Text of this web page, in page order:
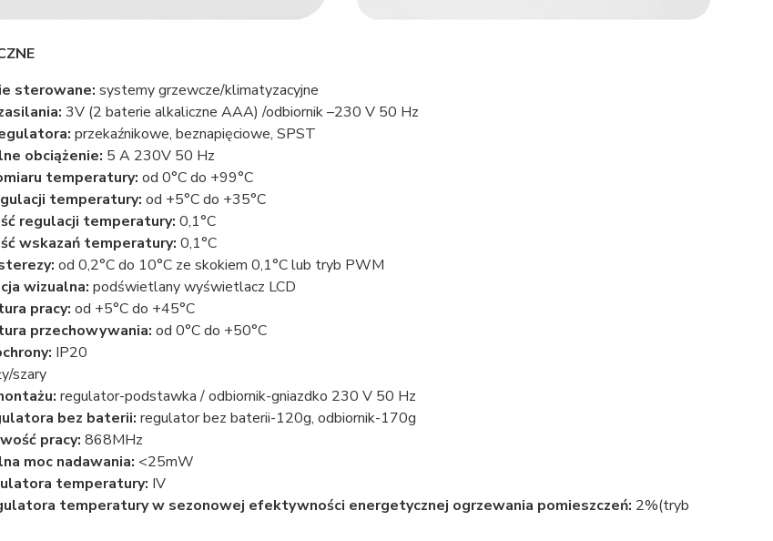
sterowane: systemy grzewcze/klimatyzacyjne
3V (2 baterie alkaliczne AAA) /odbiornik –230 V 50 Hz
przekaźnikowe, beznapięciowe, SPST
obciążenie: 5 A 230V 50 Hz
temperatury: od 0°C do +99°C
temperatury: od +5°C do +35°C
regulacji temperatury: 0,1°C
wskazań temperatury: 0,1°C
od 0,2°C do 10°C ze skokiem 0,1°C lub tryb PWM
wizualna: podświetlany wyświetlacz LCD
pracy: od +5°C do +45°C
przechowywania: od 0°C do +50°C
IP20
szary
regulator-podstawka / odbiornik-gniazdko 230 V 50 Hz
bez baterii: regulator bez baterii-120g, odbiornik-170g
pracy: 868MHz
moc nadawania: <25mW
temperatury: IV
temperatury w sezonowej efektywności energetycznej ogrzewania pomieszczeń: 2%(tryb